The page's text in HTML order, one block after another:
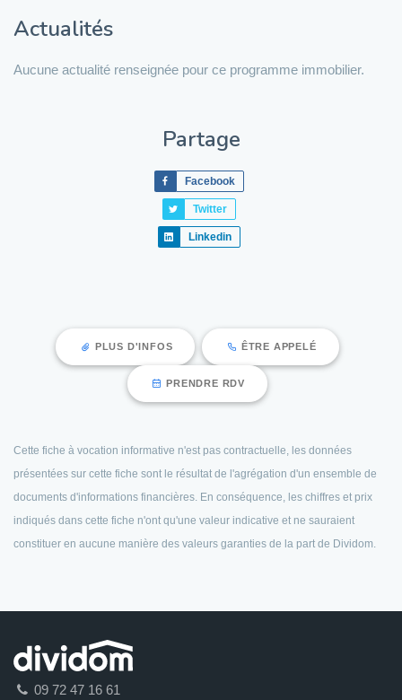
Actualités
Aucune actualité renseignée pour ce programme immobilier.
Partage
Facebook
Twitter
Linkedin
PLUS D'INFOS ÊTRE APPELÉ
PRENDRE RDV
Cette fiche à vocation informative n'est pas contractuelle, les données
présentées sur cette fiche sont le résultat de l'agrégation d'un ensemble de
documents d'informations financières. En conséquence, les chiffres et prix
indiqués dans cette fiche n'ont qu'une valeur indicative et ne sauraient
constituer en aucune manière des valeurs garanties de la part de Dividom.
09 72 47 16 61